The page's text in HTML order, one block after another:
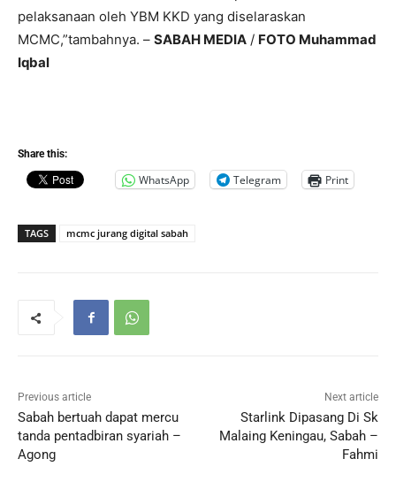
pelaksanaan oleh YBM KKD yang diselaraskan
MCMC,”tambahnya. – SABAH MEDIA / FOTO Muhammad
Iqbal
Share this:
WhatsApp Telegram Print
TAGS mcmc jurang digital sabah
Previous article
Sabah bertuah dapat mercu
tanda pentadbiran syariah –
Agong
Next article
Starlink Dipasang Di Sk
Malaing Keningau, Sabah –
Fahmi